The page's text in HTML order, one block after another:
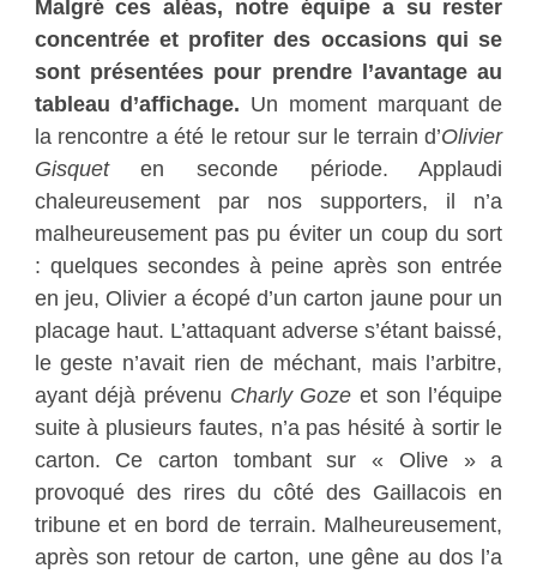
Malgré ces aléas, notre équipe a su rester
concentrée et profiter des occasions qui se
sont présentées pour prendre l’avantage au
tableau d’affichage. Un moment marquant de
la rencontre a été le retour sur le terrain d’Olivier
Gisqueten seconde période. Applaudi
chaleureusement par nos supporters, il n’a
malheureusement pas pu éviter un coup du sort
: quelques secondes à peine après son entrée
en jeu, Olivier a écopé d’un carton jaune pour un
placage haut. L’attaquant adverse s’étant baissé,
le geste n’avait rien de méchant, mais l’arbitre,
ayant déjà prévenu Charly Goze et son l’équipe
suite à plusieurs fautes, n’a pas hésité à sortir le
carton. Ce carton tombant sur « Olive » a
provoqué des rires du côté des Gaillacois en
tribune et en bord de terrain. Malheureusement,
après son retour de carton, une gêne au dos l’a